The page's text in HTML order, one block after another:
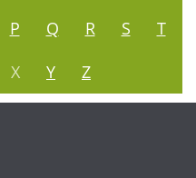
P Q R S
T
X Y Z